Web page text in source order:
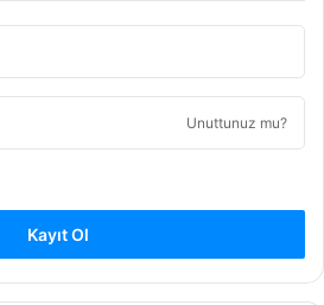
Unuttunuz mu?
Kayıt Ol